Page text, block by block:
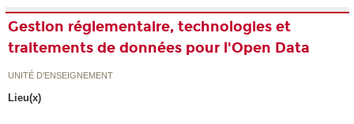
Gestion réglementaire, technologies et
traitements de données pour l'Open Data
UNITÉ D’ENSEIGNEMENT
Lieu(x)